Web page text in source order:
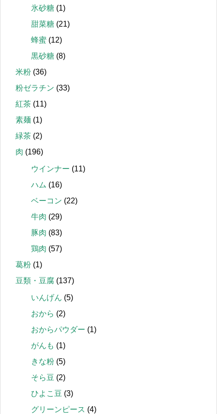
氷砂糖 (1)
甜菜糖 (21)
蜂蜜 (12)
黒砂糖 (8)
米粉 (36)
粉ゼラチン (33)
紅茶 (11)
素麺 (1)
緑茶 (2)
肉 (196)
ウインナー (11)
ハム (16)
ベーコン (22)
牛肉 (29)
豚肉 (83)
鶏肉 (57)
葛粉 (1)
豆類・豆腐 (137)
いんげん (5)
おから (2)
おからパウダー (1)
がんも (1)
きな粉 (5)
そら豆 (2)
ひよこ豆 (3)
グリーンピース (4)